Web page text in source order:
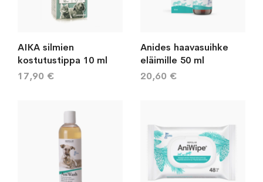
AIKA silmien
kostutustippa 10 ml
17,90 €
Anides haavasuihke
eläimille 50 ml
20,60 €